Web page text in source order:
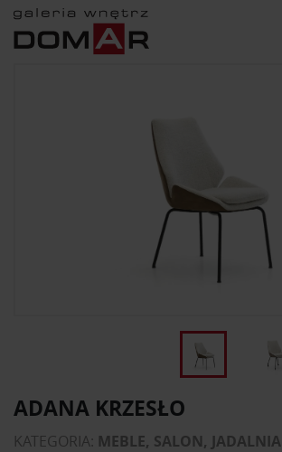
ADANA KRZESŁO
KATEGORIA: MEBLE, SALON, JADALNIA